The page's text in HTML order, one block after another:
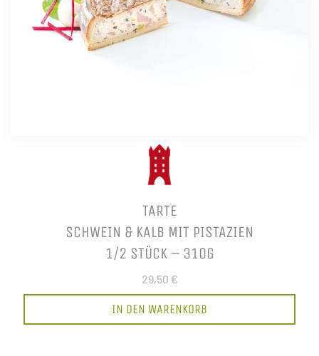
TARTE
SCHWEIN & KALB MIT PISTAZIEN
1/2 STÜCK – 310G
29,50 €
IN DEN WARENKORB